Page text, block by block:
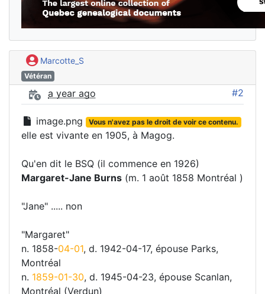
Marcotte_S
Vétéran
a year ago #2
image.png Vous n'avez pas le droit de voir ce contenu.
elle est vivante en 1905, à Magog.
Qu'en dit le BSQ (il commence en 1926)
Margaret-Jane Burns (m. 1 août 1858 Montréal )
"Jane" ..... non
"Margaret"
n. 1858-04-01, d. 1942-04-17, épouse Parks,
Montréal
n. 1859-01-30, d. 1945-04-23, épouse Scanlan,
Montréal (Verdun)